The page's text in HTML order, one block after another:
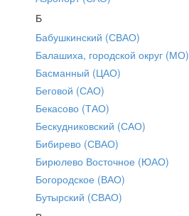
Б
Бабушкинский (СВАО)
Балашиха, городской округ (МО)
Басманный (ЦАО)
Беговой (САО)
Бекасово (ТАО)
Бескудниковский (САО)
Бибирево (СВАО)
Бирюлево Восточное (ЮАО)
Богородское (ВАО)
Бутырский (СВАО)